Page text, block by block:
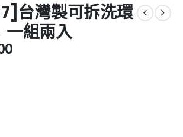
台灣製可拆洗環
組兩入
Current